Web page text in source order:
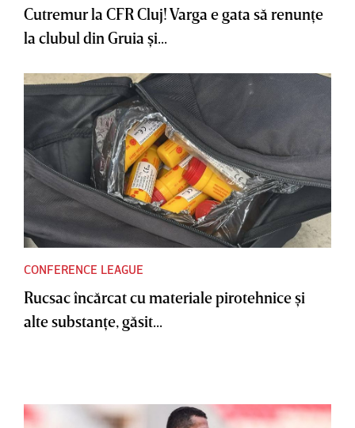
Cutremur la CFR Cluj! Varga e gata să renunţe
la clubul din Gruia şi...
CONFERENCE LEAGUE
Rucsac încărcat cu materiale pirotehnice şi
alte substanţe, găsit...